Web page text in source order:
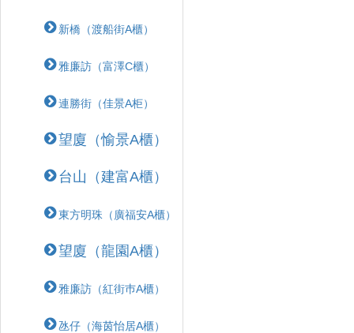
新橋（渡船街A櫃）
雅廉訪（富澤C櫃）
連勝街（佳景A柜）
望廈（愉景A櫃）
台山（建富A櫃）
東方明珠（廣福安A櫃）
望廈（龍園A櫃）
雅廉訪（紅街巿A櫃）
氹仔（海茵怡居A櫃）